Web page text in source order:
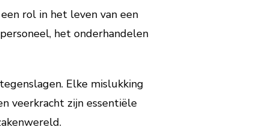
rol in het leven van een
het onderhandelen
Elke mislukking
veerkracht zijn essentiële